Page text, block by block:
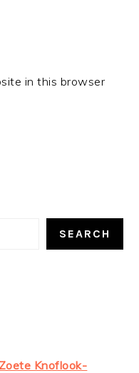
in this browser
SEARCH
Knoflook-